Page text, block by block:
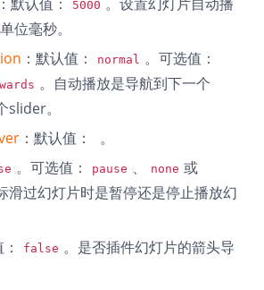
5000
位毫秒。
：默认值： normal 。可选值：
。自动播放是导航到下一个
。
：默认值：
。
。可选值： pause 、 none 或
滑过幻灯片时是暂停还是停止播放幻
false 。是否插件幻灯片的箭头导